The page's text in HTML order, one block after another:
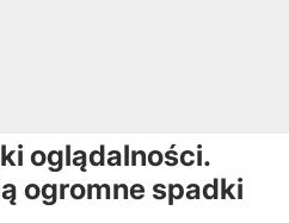
oglądalności.
ogromne spadki